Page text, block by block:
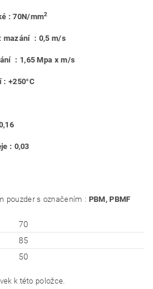
: 70N/mm2
mazání : 0,5 m/s
: 1,65 Mpa x m/s
+250°C
: 0,03
pouzder s označením : PBM, PBMF
70
85
50
k této položce.